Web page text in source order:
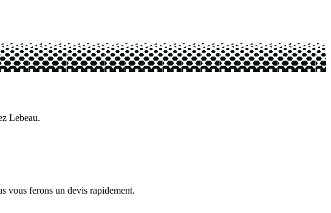
Lebeau.
vous ferons un devis rapidement.